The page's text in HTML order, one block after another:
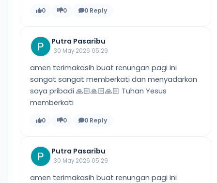
0 0 0 Reply
Putra Pasaribu
30 May 2026 05:29
amen terimakasih buat renungan pagi ini
sangat sangat memberkati dan menyadarkan
saya pribadi 🙏🏻🙏🏻🙏🏻 Tuhan Yesus
memberkati
0 0 0 Reply
Putra Pasaribu
30 May 2026 05:29
amen terimakasih buat renungan pagi ini